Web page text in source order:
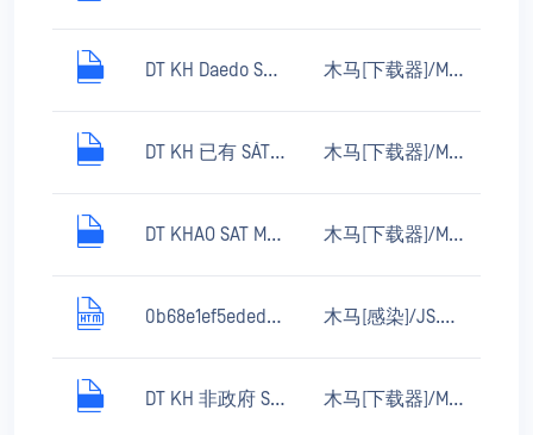
DT KH Daedo SÁT CÔNG VIÊN MĂNG ĐEN_1.xls 木马[下载器]/MSOffice.Agent.azx
DT KH 已有 SÁT KON TUM 162HA_1.xls 木马[下载器]/MSOffice.Agent.azx
DT KHAO SAT MĐ4 1.xls 木马[下载器]/MSOffice.Agent.azx
0b68e1ef5edede3dca2b70e04d2df571 木马[感染]/JS.Miner
DT KH 非政府 SÁT KON TUM 22.5HA 1.xls 木马[下载器]/MSOffice.Agent.azx